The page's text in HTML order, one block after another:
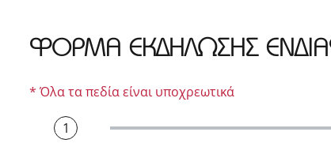
ΦΟΡΜΑ ΕΚΔΉΛΩΣΗΣ
* Όλα τα πεδία είναι υποχρεωτικά
1